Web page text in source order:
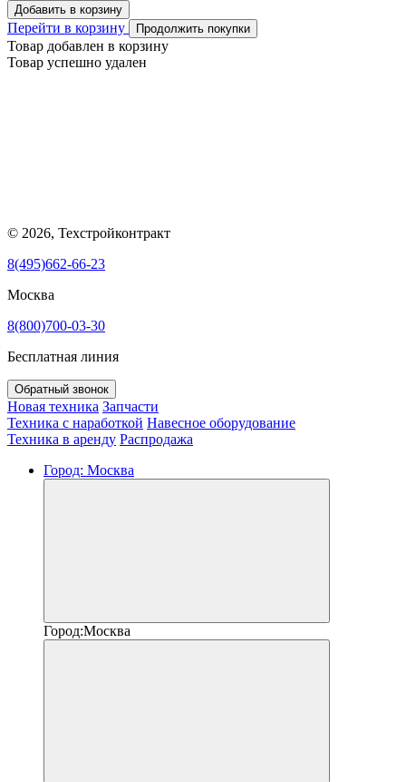
Добавить в корзину
Перейти в корзину Продолжить покупки
Товар добавлен в корзину
Товар успешно удален
© 2026, Техстройконтракт
8(495)662-66-23
Москва
8(800)700-03-30
Бесплатная линия
Обратный звонок
Новая техника Запчасти
Техника с наработкой Навесное оборудование
Техника в аренду Распродажа
Город: Москва
Город:Москва